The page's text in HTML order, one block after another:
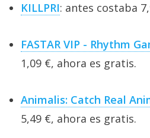
KILLPRI: antes costaba
FASTAR VIP - Rhythm
1,09 €, ahora es gratis.
Animalis: Catch Real
5,49 €, ahora es gratis.